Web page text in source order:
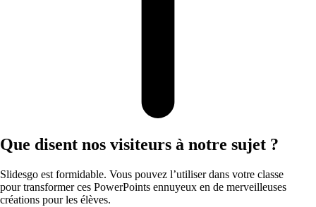
Que disent nos visiteurs à notre sujet ?
Slidesgo est formidable. Vous pouvez l’utiliser dans votre classe
pour transformer ces PowerPoints ennuyeux en de merveilleuses
créations pour les élèves.